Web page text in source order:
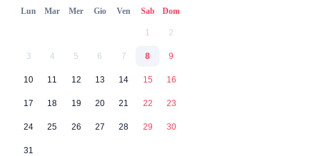
Lun Mar Mer Gio Ven Sab Dom
1 2
3 4 5 6 7 8 9
10 11 12 13 14 15 16
17 18 19 20 21 22 23
24 25 26 27 28 29 30
31